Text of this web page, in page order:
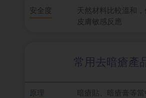
安全度
天然材料比較溫和
皮膚敏感反應
常用去暗瘡產
原理
暗瘡貼、暗瘡膏等